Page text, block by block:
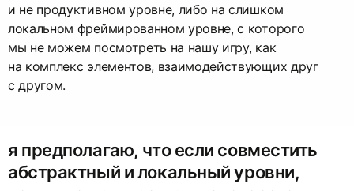
и не продуктивном уровне, либо на слишком
локальном фреймированном уровне, с которого
мы не можем посмотреть на нашу игру, как
на комплекс элементов, взаимодействующих друг
с другом.
я предполагаю, что если совместить
абстрактный и локальный уровни,